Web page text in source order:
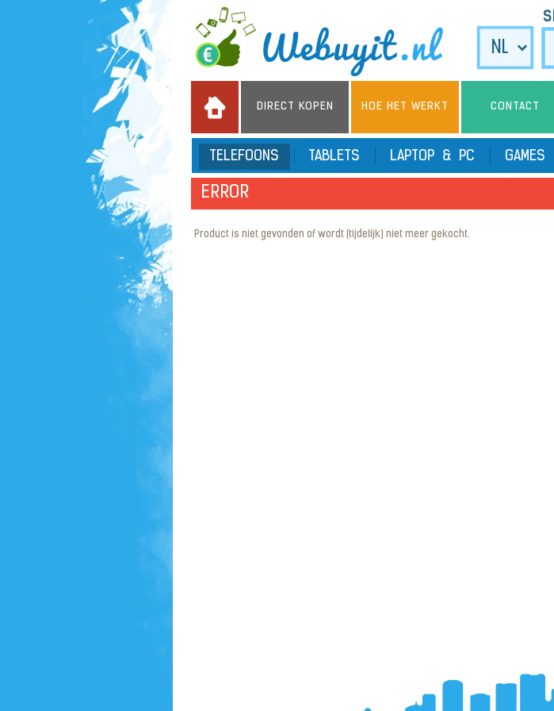
DIRECT KOPEN HOE HET WERKT CONTACT
TELEFOONS TABLETS LAPTOP & PC GAMES
ERROR
Product is niet gevonden of wordt (tijdelijk) niet meer gekocht.